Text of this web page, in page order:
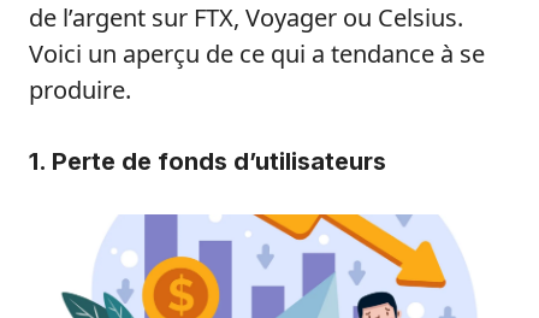
de l’argent sur FTX, Voyager ou Celsius.
Voici un aperçu de ce qui a tendance à se
produire.
1. Perte de fonds d’utilisateurs